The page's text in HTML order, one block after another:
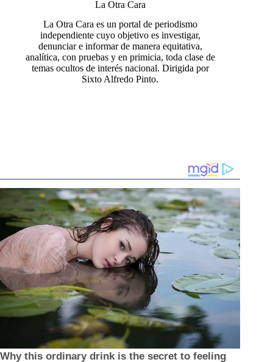
La Otra Cara
La Otra Cara es un portal de periodismo
independiente cuyo objetivo es investigar,
denunciar e informar de manera equitativa,
analítica, con pruebas y en primicia, toda clase de
temas ocultos de interés nacional. Dirigida por
Sixto Alfredo Pinto.